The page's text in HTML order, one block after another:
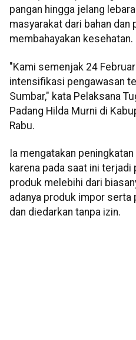
pangan hingga jelang
masyarakat dari bahan dan
membahayakan kesehatan.
"Kami semenjak 24
intensifikasi pengawasan
Sumbar," kata Pelaksana
Padang Hilda Murni di
Rabu.
Ia mengatakan
karena pada saat ini terjadi
produk melebihi dari
adanya produk impor
dan diedarkan tanpa izin.